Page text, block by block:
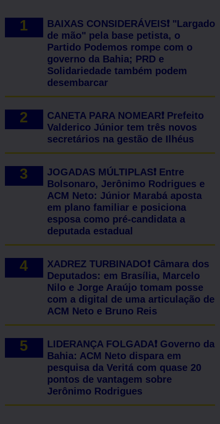
BAIXAS CONSIDERÁVEIS❗ "Largado
de mão" pela base petista, o
Partido Podemos rompe com o
governo da Bahia; PRD e
Solidariedade também podem
desembarcar
CANETA PARA NOMEAR❗ Prefeito
Valderico Júnior tem três novos
secretários na gestão de Ilhéus
JOGADAS MÚLTIPLAS❗ Entre
Bolsonaro, Jerônimo Rodrigues e
ACM Neto: Júnior Marabá aposta
em plano familiar e posiciona
esposa como pré-candidata a
deputada estadual
XADREZ TURBINADO❗ Câmara dos
Deputados: em Brasília, Marcelo
Nilo e Jorge Araújo tomam posse
com a digital de uma articulação de
ACM Neto e Bruno Reis
LIDERANÇA FOLGADA❗ Governo da
Bahia: ACM Neto dispara em
pesquisa da Veritá com quase 20
pontos de vantagem sobre
Jerônimo Rodrigues